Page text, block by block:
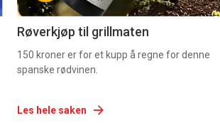
Røverkjøp til grillmaten
150 kroner er for et kupp å regne for denne
spanske rødvinen.
Les hele saken